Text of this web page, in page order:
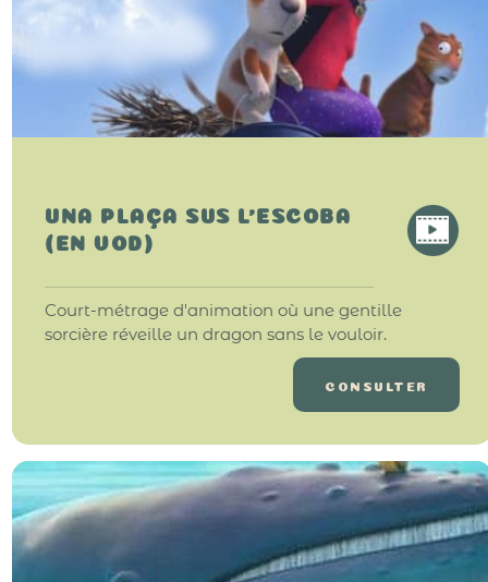
UNA PLAÇA SUS L’ESCOBA
(EN VOD)
Court-métrage d'animation où une gentille
sorcière réveille un dragon sans le vouloir.
CONSULTER